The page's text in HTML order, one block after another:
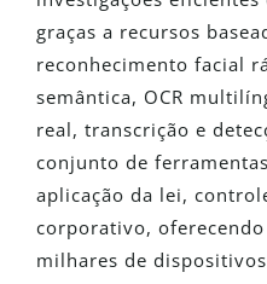
graças a recursos
reconhecimento facial
semântica, OCR
real, transcrição e
conjunto de
aplicação da lei,
corporativo,
milhares de